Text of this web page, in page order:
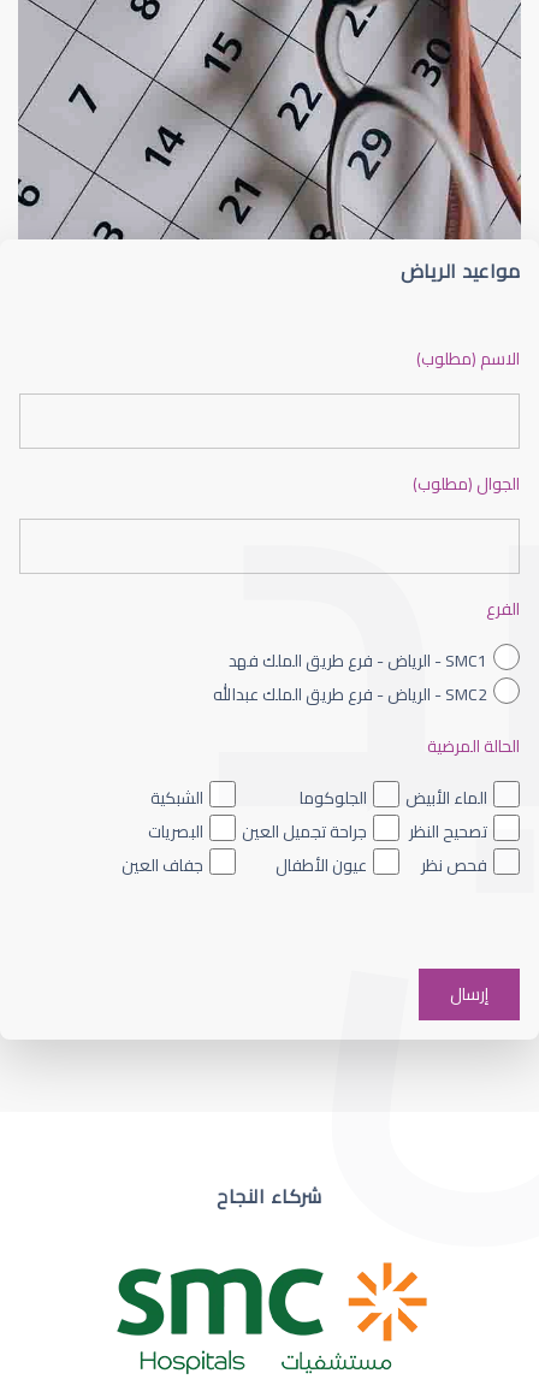
قلوبال لرعاية العين ضعف نظر
ضعف نظر الاطفال
ضعف نظر العين اليسرى
ضعف نظر مفاجئ
مواعيد الرياض
الاسم (مطلوب)
الجوال (مطلوب)
الفرع
SMC1 - الرياض - فرع طريق الملك فهد
SMC2 - الرياض - فرع طريق الملك عبدالله
الحالة المرضية
الماء الأبيض
الجلوكوما
الشبكية
تصحيح النظر
جراحة تجميل العين
البصريات
فحص نظر
عيون الأطفال جفاف العين
شركاء النجاح